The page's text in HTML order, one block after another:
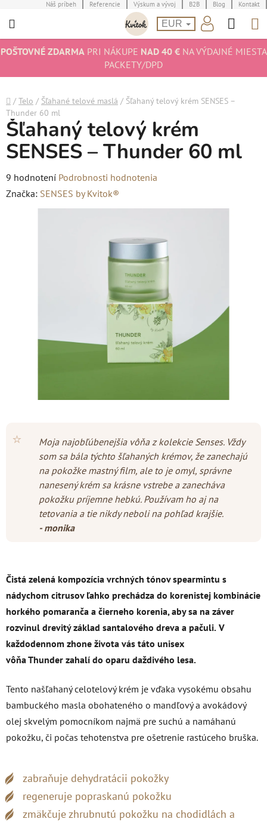
na
Náš príbeh Referencie Výskum a vývoj B2B Blog Kontakt
EUR
POŠTOVNÉ ZDARMAPRI NÁKUPE NAD 40 €NA VÝDAJNÉ MIESTA
PACKETY/DPD
Domov
/ Telo / Šľahané telové maslá / Šľahaný telový krém SENSES –
Thunder 60 ml
⭐
Moja najobľúbenejšia vôňa z kolekcie Senses. Vždy
som sa bála týchto šľahaných krémov, že zanechajú
na pokožke mastný film, ale to je omyl, správne
nanesený krém sa krásne vstrebe a zanecháva
pokožku príjemne hebkú. Používam ho aj na
tetovania a tie nikdy neboli na pohľad krajšie.
- monika
Čistá zelená kompozícia vrchných tónov spearmintu s
nádychom citrusov ľahko prechádza do korenistej kombinácie
horkého pomaranča a čierneho korenia, aby sa na záver
rozvinul drevitý základ santalového dreva a pačuli. V
každodennom zhone života vás táto unisex
vôňa Thunder zahalí do oparu daždivého lesa.
Tento našľahaný celotelový krém je vďaka vysokému obsahu
bambuckého masla obohateného o mandľový a avokádový
olej skvelým pomocníkom najmä pre suchú a namáhanú
pokožku, či počas tehotenstva pre ošetrenie rastúceho bruška.
zabraňuje dehydratácii pokožky
regeneruje popraskanú pokožku
zmäkčuje zhrubnutú pokožku na chodidlách a
Šľahaný telový krém
SENSES – Thunder 60 ml
Priemerné
hodnotenie
produktu
9 hodnotení Podrobnosti hodnotenia
Značka: SENSES by Kvitok®